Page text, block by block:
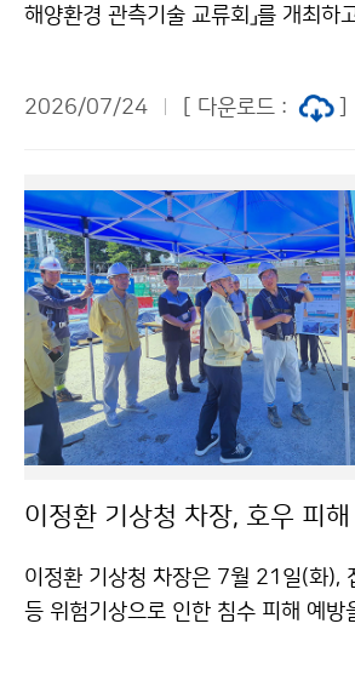
해양환경 관측기술 교류회」를 개최하
2026/07/24
[ 다운로드 :
이정환 기상청 차장은 7월 21일(화),
등 위험기상으로 인한 침수 피해 예방